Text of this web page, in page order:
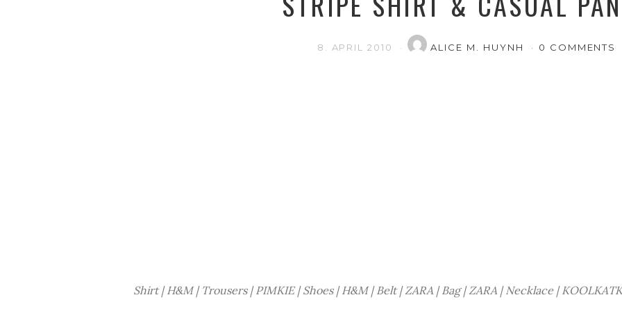
8. APRIL 2010 ALICE M. HUYNH 0 COMMENTS
Shirt | H&M | Trousers | PIMKIE | Shoes | H&M | Belt | ZARA | Bag | ZARA | Necklace |